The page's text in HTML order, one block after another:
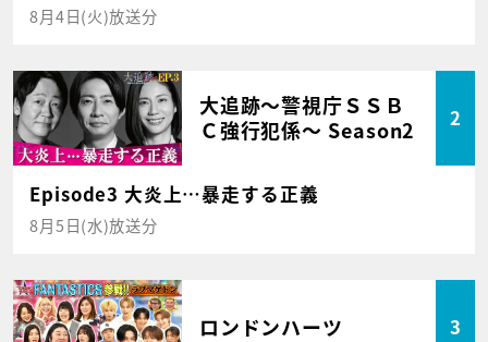
8月4日(火)放送分
大追跡～警視庁ＳＳＢ
Ｃ強行犯係～ Season2
2
Episode3 大炎上…暴走する正義
8月5日(水)放送分
ロンドンハーツ 3